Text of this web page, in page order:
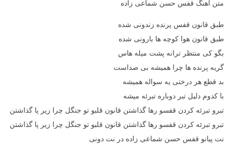
متن اهنگ قفس حسن شماعی زاده
طبق قانون قفس پرنده زندونی شده
طبق قانون هوا کوچه ها بارونی شده
بگو کی منتظر ترانه پشت میله هاس
گریه پرنده ها چرا همیشه بی صداست
بد قطع هر درختی یه سواله همیشه
با کدوم دلیل تبر دوباره تبرئه میشه
تبرو تبرئه کردن قفسو رها گذاشتن قانون قلبو تو جنگل چرا زیر پا گذاشتن
تبرو تبرئه کردن قفسو رها گذاشتن قانون قلبو تو جنگل چرا زیر پا گذاشتن
نت پیانو قفس حسن شماعی زاده در نت دونی